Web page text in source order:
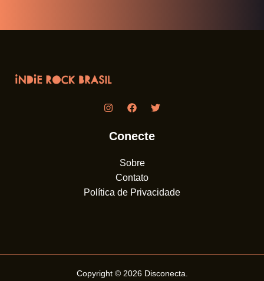
Conecte
Sobre
Contato
Política de Privacidade
Copyright © 2026 Disconecta